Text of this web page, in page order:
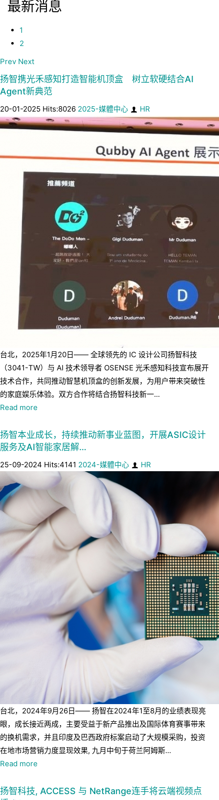
最新消息
1
2
Prev Next
扬智携光禾感知打造智能机顶盒 树立软硬结合AI
Agent新典范
20-01-2025 Hits:8026 2025-媒體中心 HR
台北，2025年1月20日—— 全球领先的 IC 设计公司扬智科技
（3041-TW）与 AI 技术领导者 OSENSE 光禾感知科技宣布展开
技术合作，共同推动智慧机顶盒的创新发展，为用户带来突破性
的家庭娱乐体验。双方合作将结合扬智科技新一...
Read more
扬智本业成长，持续推动新事业蓝图，开展ASIC设计
服务及AI智能家居解…
25-09-2024 Hits:4141 2024-媒體中心 HR
台北，2024年9月26日—— 扬智在2024年1至8月的业绩表现亮
眼，成长接近两成，主要受益于新产品推出及国际体育赛事带来
的换机需求，并且印度及巴西政府标案启动了大规模采购，投资
在地市场营销力度显现效果, 九月中旬于荷兰阿姆斯...
Read more
扬智科技, ACCESS 与 NetRange连手将云端视频点